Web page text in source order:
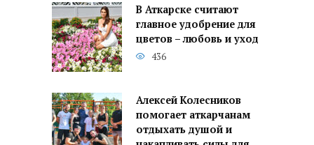
В Аткарске считают
главное удобрение для
цветов – любовь и уход
436
Алексей Колесников
помогает аткарчанам
отдыхать душой и